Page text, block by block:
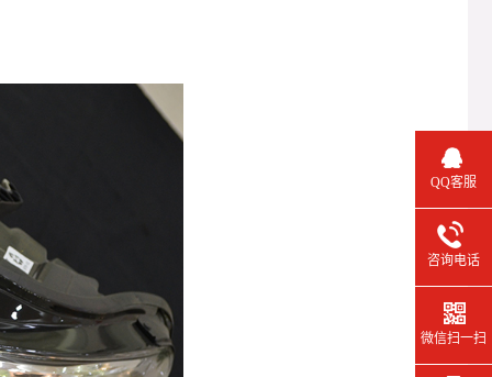
QQ客服
咨询电话
微信扫一扫